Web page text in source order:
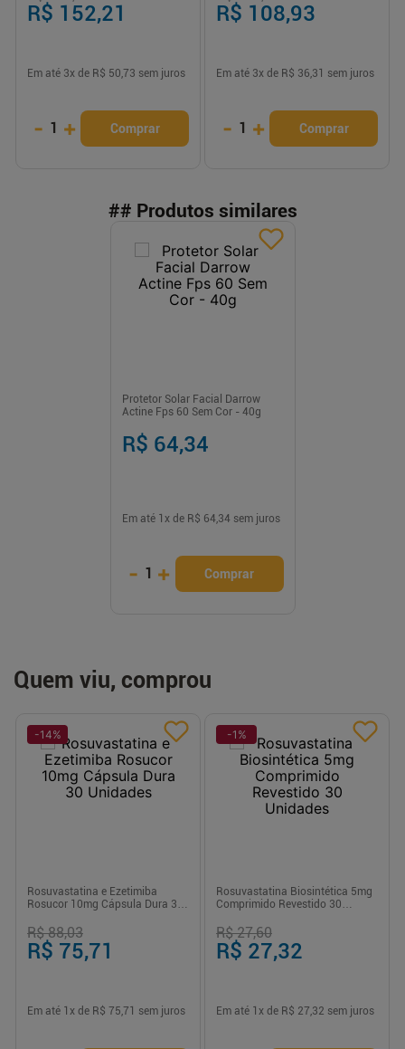
R$ 152,21
Em até 3x de R$ 50,73 sem juros
- 1 + Comprar
R$ 108,93
Em até 3x de R$ 36,31 sem juros
- 1 + Comprar
## Produtos similares
Protetor Solar Facial Darrow
Actine Fps 60 Sem Cor - 40g
R$ 64,34
Em até 1 x de R$ 64,34sem juros
- 1 + Comprar
Quem viu, comprou
-14%
Rosuvastatina e Ezetimiba
Rosucor 10mg Cápsula Dura 30
R$ 88,03
R$ 75,71
Em até 1 x de R$ 75,71 sem juros
-1 %
Rosuvastatina Biosintética 5mg
Comprimido Revestido 30
R$ 27,60
R$ 27,32
Em até 1 x de R$ 27,32 sem juros